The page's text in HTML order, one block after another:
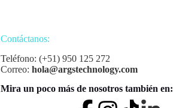
Contáctanos:
Teléfono: (+51) 950 125 272
Correo:hola@argstechnology.com
Mira un poco más de nosotros también en: